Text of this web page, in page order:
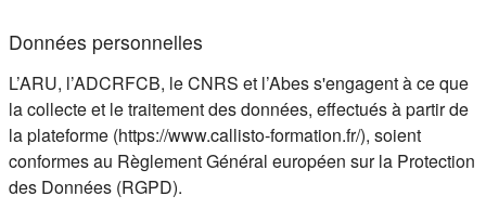
Données personnelles
L’ARU, l’ADCRFCB, le CNRS et l’Abes s'engagent à ce que
la collecte et le traitement des données, effectués à partir de
la plateforme (https://www.callisto-formation.fr/), soient
conformes au Règlement Général européen sur la Protection
des Données (RGPD).